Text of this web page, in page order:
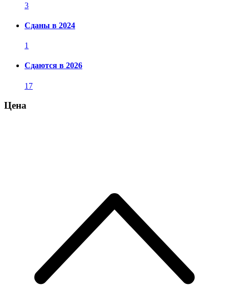
3
Сданы в 2024
1
Сдаются в 2026
17
Цена